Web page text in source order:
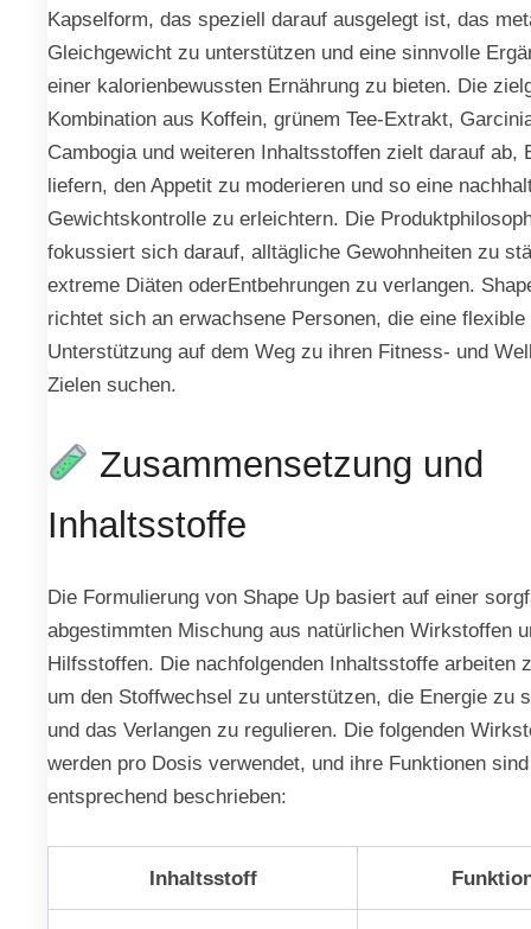
Kapselform, das speziell darauf ausgelegt ist, das
Gleichgewicht zu unterstützen und eine sinnvolle
einer kalorienbewussten Ernährung zu bieten. Die
Kombination aus Koffein, grünem Tee-Extrakt,
Cambogia und weiteren Inhaltsstoffen zielt darauf ab,
liefern, den Appetit zu moderieren und so eine
Gewichtskontrolle zu erleichtern. Die
fokussiert sich darauf, alltägliche Gewohnheiten zu
extreme Diäten oderEntbehrungen zu verlangen.
richtet sich an erwachsene Personen, die eine flexible
Unterstützung auf dem Weg zu ihren Fitness- und
Zielen suchen.
Zusammensetzung und
Inhaltsstoffe
Die Formulierung von Shape Up basiert auf einer
abgestimmten Mischung aus natürlichen Wirkstoffen
Hilfsstoffen. Die nachfolgenden Inhaltsstoffe arbeiten
um den Stoffwechsel zu unterstützen, die Energie zu
und das Verlangen zu regulieren. Die folgenden
werden pro Dosis verwendet, und ihre Funktionen sind
entsprechend beschrieben:
Inhaltsstoff